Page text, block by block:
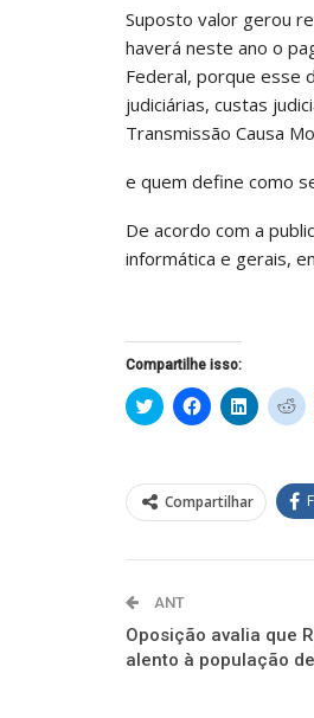
Suposto valor gerou
haverá neste ano o
Federal, porque esse
judiciárias, custas
Transmissão Causa
e quem define como
De acordo com a
informática e gerais,
Compartilhe isso:
Clique
para
em
nova
janela)
Clique
para
em
nova
janela)
Clique
para
nova
janela)
Compartilhar
ANT
Oposição avalia que
alento à população